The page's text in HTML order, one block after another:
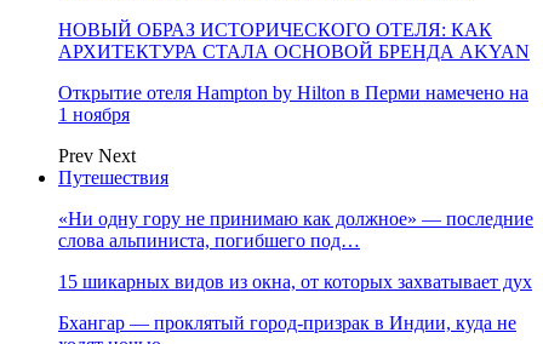
НОВЫЙ ОБРАЗ ИСТОРИЧЕСКОГО ОТЕЛЯ: КАК
АРХИТЕКТУРА СТАЛА ОСНОВОЙ БРЕНДА AKYAN
Открытие отеля Hampton by Hilton в Перми намечено на
1 ноября
Prev Next
Путешествия
«Ни одну гору не принимаю как должное» — последние
слова альпиниста, погибшего под…
15 шикарных видов из окна, от которых захватывает дух
Бхангар — проклятый город-призрак в Индии, куда не